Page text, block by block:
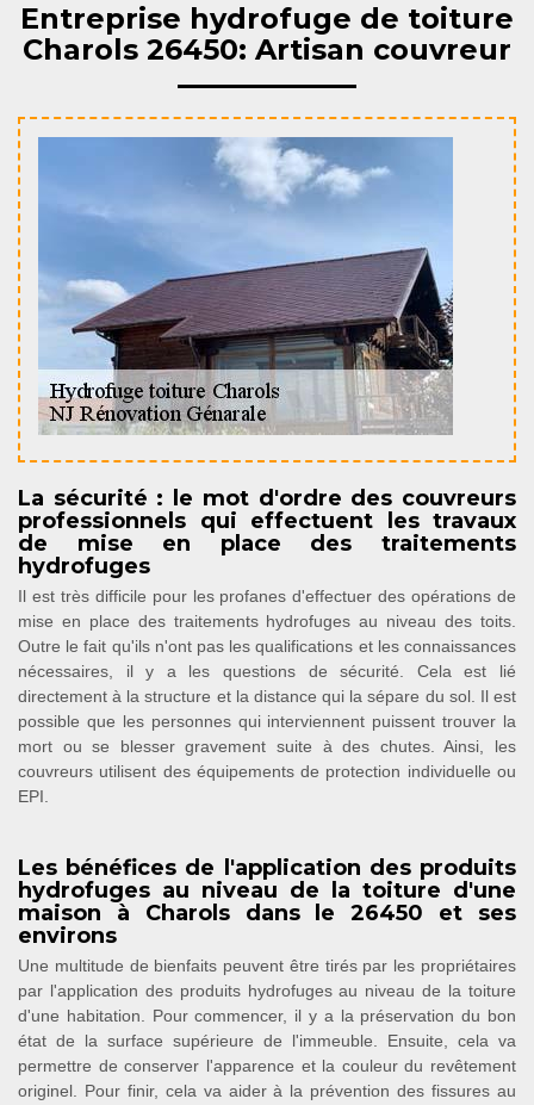
Entreprise hydrofuge de toiture
Charols 26450: Artisan couvreur
La sécurité : le mot d'ordre des couvreurs
professionnels qui effectuent les travaux
de mise en place des traitements
hydrofuges
Il est très difficile pour les profanes d'effectuer des opérations de
mise en place des traitements hydrofuges au niveau des toits.
Outre le fait qu'ils n'ont pas les qualifications et les connaissances
nécessaires, il y a les questions de sécurité. Cela est lié
directement à la structure et la distance qui la sépare du sol. Il est
possible que les personnes qui interviennent puissent trouver la
mort ou se blesser gravement suite à des chutes. Ainsi, les
couvreurs utilisent des équipements de protection individuelle ou
EPI.
Les bénéfices de l'application des produits
hydrofuges au niveau de la toiture d'une
maison à Charols dans le 26450 et ses
environs
Une multitude de bienfaits peuvent être tirés par les propriétaires
par l'application des produits hydrofuges au niveau de la toiture
d'une habitation. Pour commencer, il y a la préservation du bon
état de la surface supérieure de l'immeuble. Ensuite, cela va
permettre de conserver l'apparence et la couleur du revêtement
originel. Pour finir, cela va aider à la prévention des fissures au